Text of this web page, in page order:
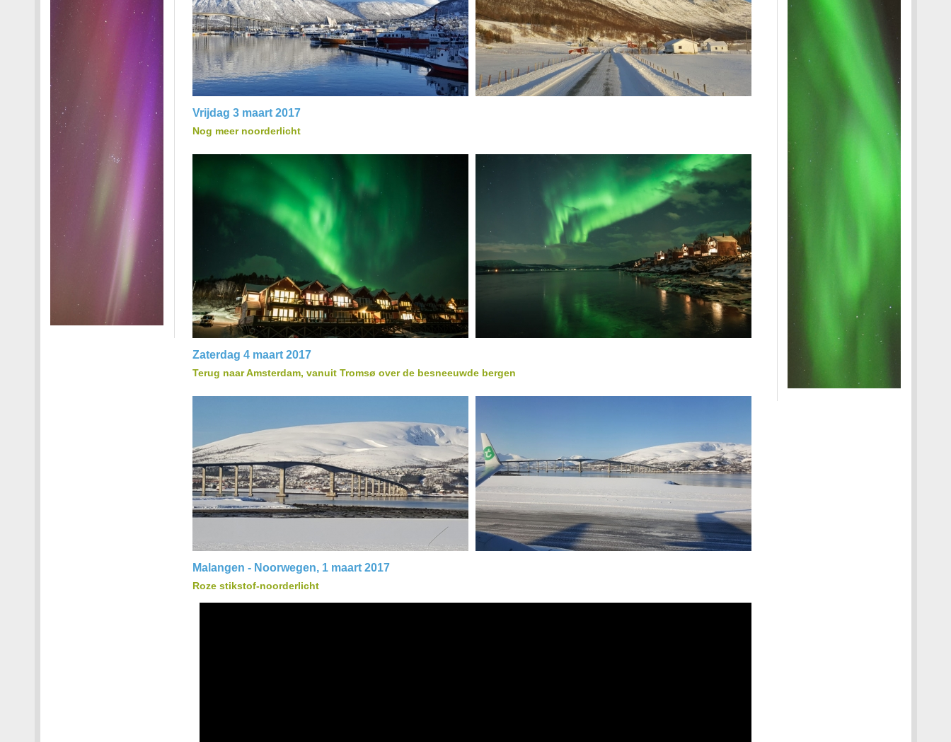
Vrijdag 3 maart 2017
Nog meer noorderlicht
Zaterdag 4 maart 2017
Terug naar Amsterdam, vanuit Tromsø over de besneeuwde bergen
Malangen - Noorwegen, 1 maart 2017
Roze stikstof-noorderlicht